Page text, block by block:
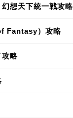
想天下統一戦攻略
Fantasy）攻略
攻略